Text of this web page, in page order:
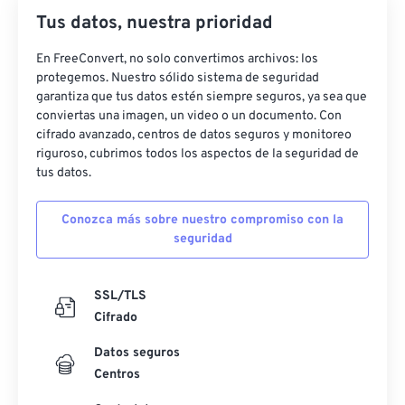
Tus datos, nuestra prioridad
En FreeConvert, no solo convertimos archivos: los
protegemos. Nuestro sólido sistema de seguridad
garantiza que tus datos estén siempre seguros, ya sea que
conviertas una imagen, un video o un documento. Con
cifrado avanzado, centros de datos seguros y monitoreo
riguroso, cubrimos todos los aspectos de la seguridad de
tus datos.
Conozca más sobre nuestro compromiso con la
seguridad
SSL/TLS
Cifrado
Datos seguros
Centros